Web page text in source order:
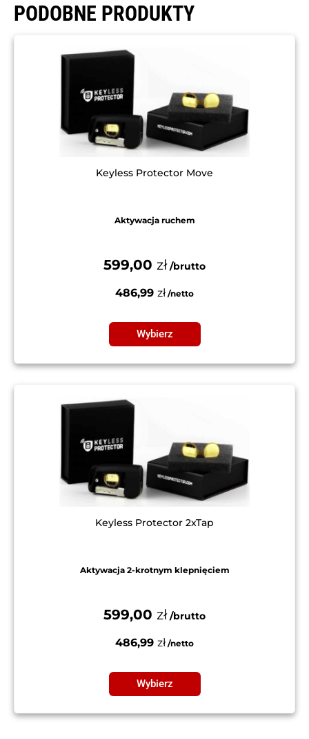
PODOBNE PRODUKTY
Keyless Protector Move
Aktywacja ruchem
599,00 zł
486,99 zł
Wybierz
Keyless Protector 2xTap
Aktywacja 2-krotnym klepnięciem
599,00 zł
486,99 zł
Wybierz